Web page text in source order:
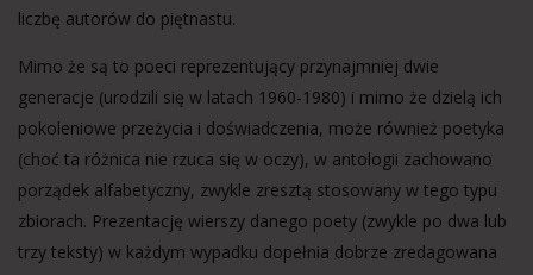
liczbę autorów do piętnastu.
Mimo że są to poeci reprezentujący przynajmniej dwie
generacje (urodzili się w latach 1960-1980) i mimo że dzielą ich
pokoleniowe przeżycia i doświadczenia, może również poetyka
(choć ta różnica nie rzuca się w oczy), w antologii zachowano
porządek alfabetyczny, zwykle zresztą stosowany w tego typu
zbiorach. Prezentację wierszy danego poety (zwykle po dwa lub
trzy teksty) w każdym wypadku dopełnia dobrze zredagowana